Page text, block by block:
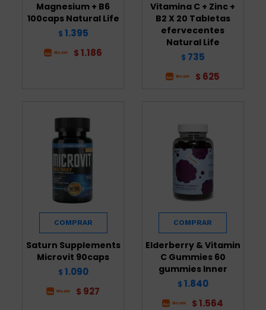
Magnesium + B6
100caps Natural Life
$ 1.395
$ 1.186
Vitamina C + Zinc +
B2 X 20 Tabletas
efervecentes
Natural Life
$ 735
$ 625
Saturn Supplements
Microvit 90caps
$ 1.090
$ 927
Elderberry & Vitamin
C Gummies 60
gummies Inner
$ 1.840
$ 1.564